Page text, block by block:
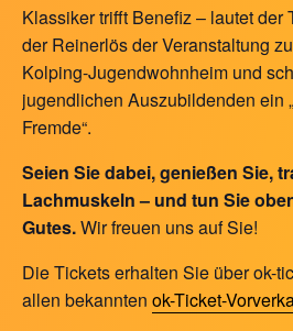
Klassiker trifft Benefiz – lautet der
der Reinerlös der Veranstaltung
Kolping-Jugendwohnheim und
jugendlichen Auszubildenden ein
Fremde“.
Seien Sie dabei, genießen Sie,
Lachmuskeln – und tun Sie
Gutes.Wir freuen uns auf Sie!
Die Tickets erhalten Sie über ok-
allen bekannten ok-Ticket-